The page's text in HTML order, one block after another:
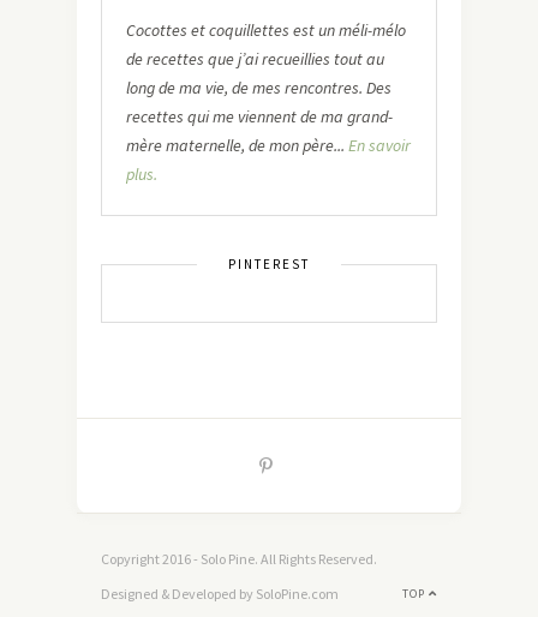
Cocottes et coquillettes est un méli-mélo
de recettes que j’ai recueillies tout au
long de ma vie, de mes rencontres. Des
recettes qui me viennent de ma grand-
mère maternelle, de mon père... En savoir
plus.
PINTEREST
Copyright 2016 - Solo Pine. All Rights Reserved.
TOP
Designed & Developed by SoloPine.com